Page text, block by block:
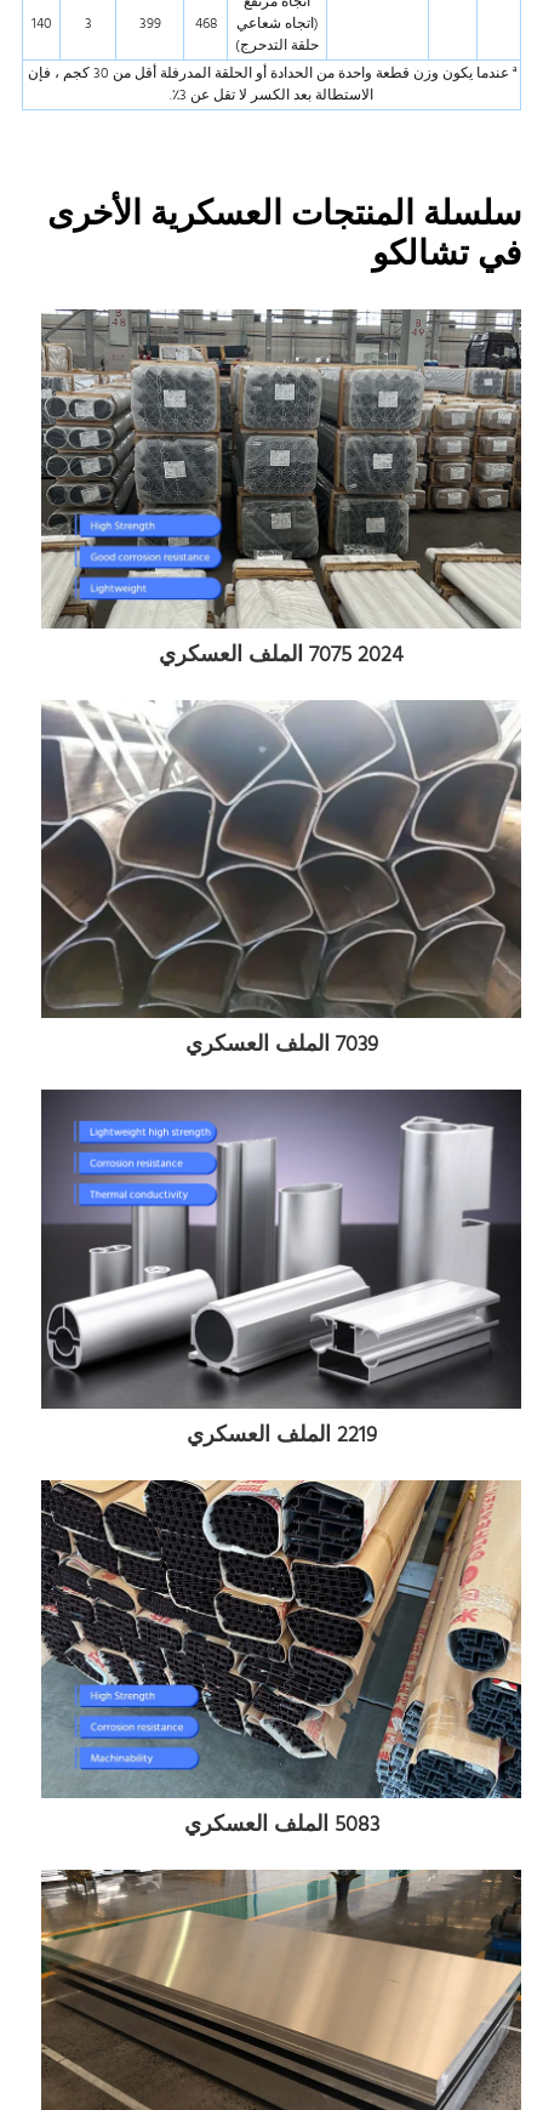
(اتجاه شعاعي
حلقة التدحرج)
468
399
3
140
ª عندما يكون وزن قطعة واحدة من الحدادة أو الحلقة المدرفلة أقل من 30 كجم ، فإن
الاستطالة بعد الكسر لا تقل عن 3٪.
سلسلة المنتجات العسكرية الأخرى
في تشالكو
2024 7075 الملف العسكري
7039 الملف العسكري
2219 الملف العسكري
5083 الملف العسكري